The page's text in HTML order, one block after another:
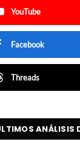
YouTube
Facebook
Threads
ANÁLISIS